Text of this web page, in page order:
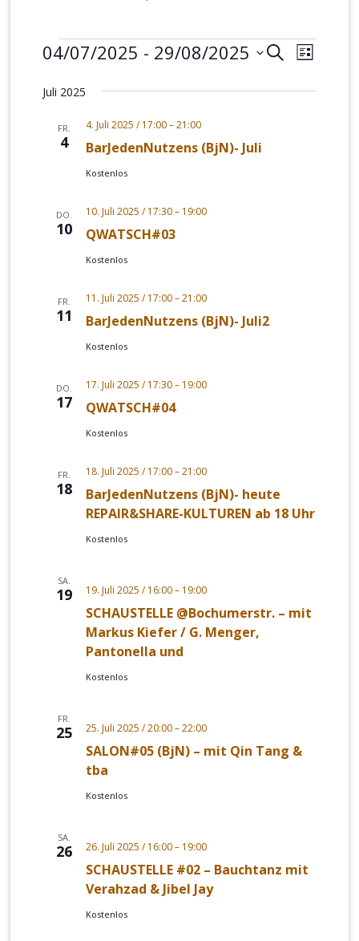
Veranstaltungen SUCHELISTE
04/07/2025 - 29/08/2025
wählen.
Juli 2025
FR.
4 BarJedenNutzens (BjN)- Juli
4. Juli 2025 / 17:00–21:00
Kostenlos
DO.
10 QWATSCH#03
10. Juli 2025 / 17:30– 19:00
Kostenlos
FR.
11 BarJedenNutzens (BjN)- Juli2
11. Juli 2025 / 17:00–21:00
Kostenlos
DO.
17 QWATSCH#04
17. Juli 2025 / 17:30– 19:00
Kostenlos
FR.
18
BarJedenNutzens (BjN)- heute
REPAIR&SHARE-KULTUREN ab 18 Uhr
18. Juli 2025 / 17:00–21:00
Kostenlos
SA.
19
SCHAUSTELLE @Bochumerstr. – mit
Markus Kiefer / G. Menger,
Pantonella und
19. Juli 2025 / 16:00– 19:00
Kostenlos
FR.
25
SALON#05 (BjN) – mit Qin Tang &
tba
25. Juli 2025 / 20:00–22:00
Kostenlos
SA.
26
SCHAUSTELLE #02 – Bauchtanz mit
Verahzad & Jibel Jay
26. Juli 2025 / 16:00– 19:00
Kostenlos